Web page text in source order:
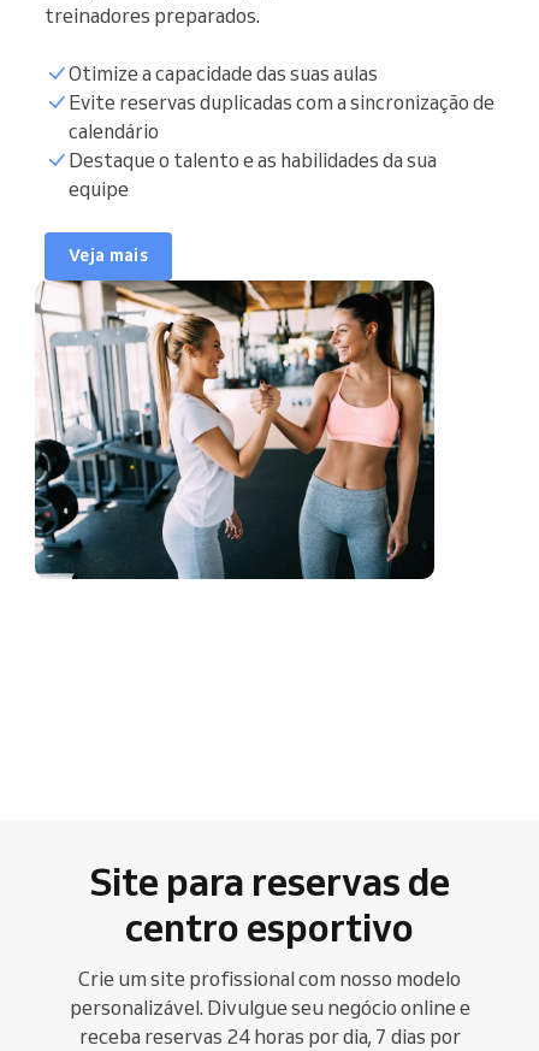
treinadores preparados.
Otimize a capacidade das suas aulas
Evite reservas duplicadas com a sincronização de
calendário
Destaque o talento e as habilidades da sua
equipe
Veja mais
Site para reservas de
centro esportivo
Crie um site profissional com nosso modelo
personalizável. Divulgue seu negócio online e
receba reservas 24 horas por dia, 7 dias por